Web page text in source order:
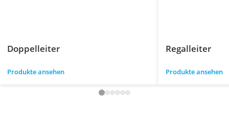
Doppelleiter
Produkte ansehen
Regalleiter
Produkte ansehen